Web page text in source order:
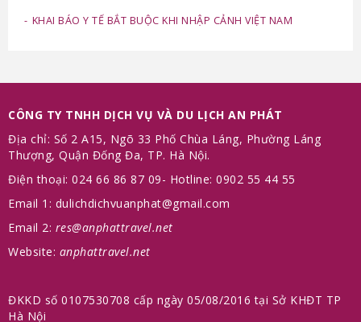
KHAI BÁO Y TẾ BẮT BUỘC KHI NHẬP CẢNH VIỆT NAM
CÔNG TY TNHH DỊCH VỤ VÀ DU LỊCH AN PHÁT
Địa chỉ: Số 2 A15, Ngõ 33 Phố Chùa Láng, Phường Láng
Thượng, Quận Đống Đa, TP. Hà Nội.
Điện thoại: 024 66 86 87 09- Hotline: 0902 55 44 55
Email 1: dulichdichvuanphat@gmail.com
Email 2: res@anphattravel.net
Website: anphattravel.net
ĐKKD số 0107530708 cấp ngày 05/08/2016 tại Sở KHĐT TP
Hà Nội